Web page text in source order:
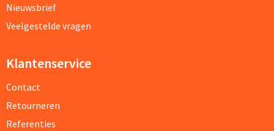
Nieuwsbrief
Veelgestelde vragen
Klantenservice
Contact
Retourneren
Referenties